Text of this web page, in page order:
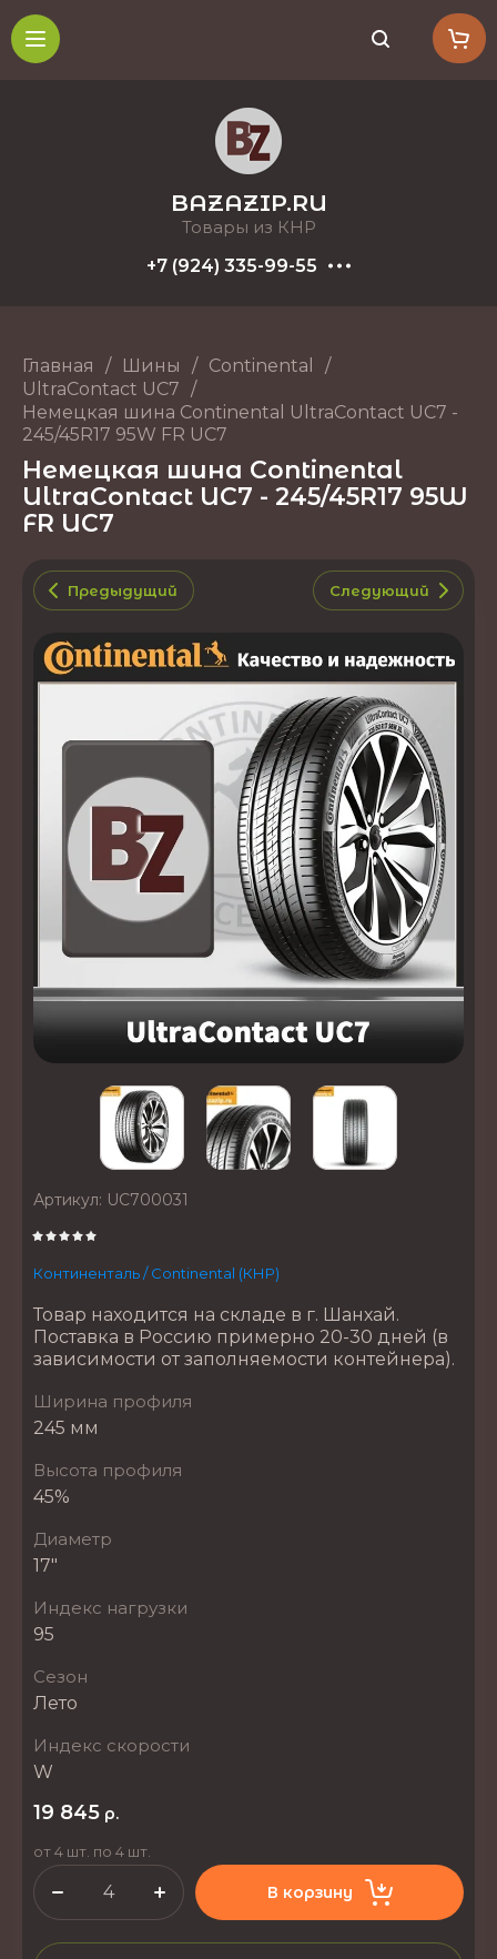
BAZAZIP.RU
Товары из КНР
+7 (924) 335-99-55
Главная / Шины / Continental
/
UltraContact UC7 /
Немецкая шина Continental UltraContact UC7 -
245/45R17 95W FR UC7
Немецкая шина Continental
UltraContact UC7 - 245/45R17 95W
FR UC7
Предыдущий Следующий
Артикул: UC700031
Континенталь / Continental (КНР)
Товар находится на складе в г. Шанхай.
Поставка в Россию примерно 20-30 дней (в
зависимости от заполняемости контейнера).
Ширина профиля
245 мм
Высота профиля
45%
Диаметр
17"
Индекс нагрузки
95
Сезон
Лето
Индекс скорости
W
19 845 р.
от 4 шт. по 4 шт.
В корзину